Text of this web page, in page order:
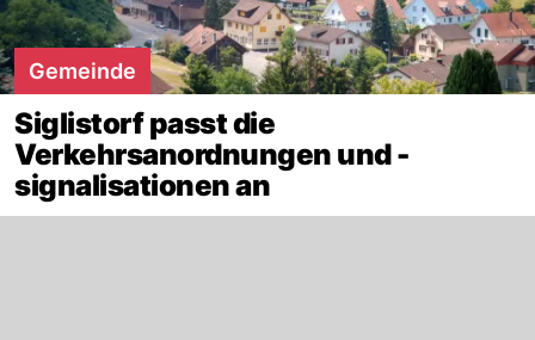
Gemeinde
Siglistorf passt die
Verkehrsanordnungen und -
signalisationen an